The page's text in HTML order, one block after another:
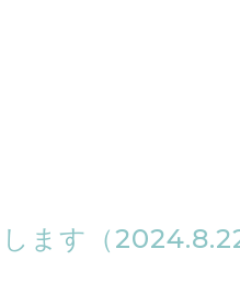
ます（